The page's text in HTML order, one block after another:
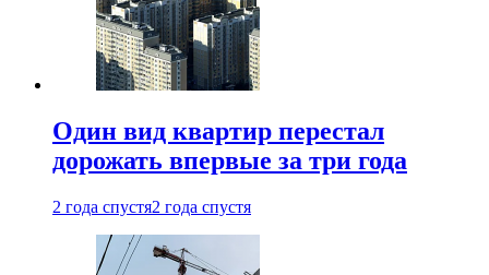
Один вид квартир перестал
дорожать впервые за три года
2 года спустя2 года спустя